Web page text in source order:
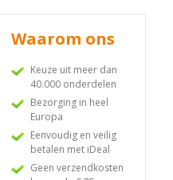
Waarom ons
Keuze uit meer dan
40.000 onderdelen
Bezorging in heel
Europa
Eenvoudig en veilig
betalen met iDeal
Geen verzendkosten